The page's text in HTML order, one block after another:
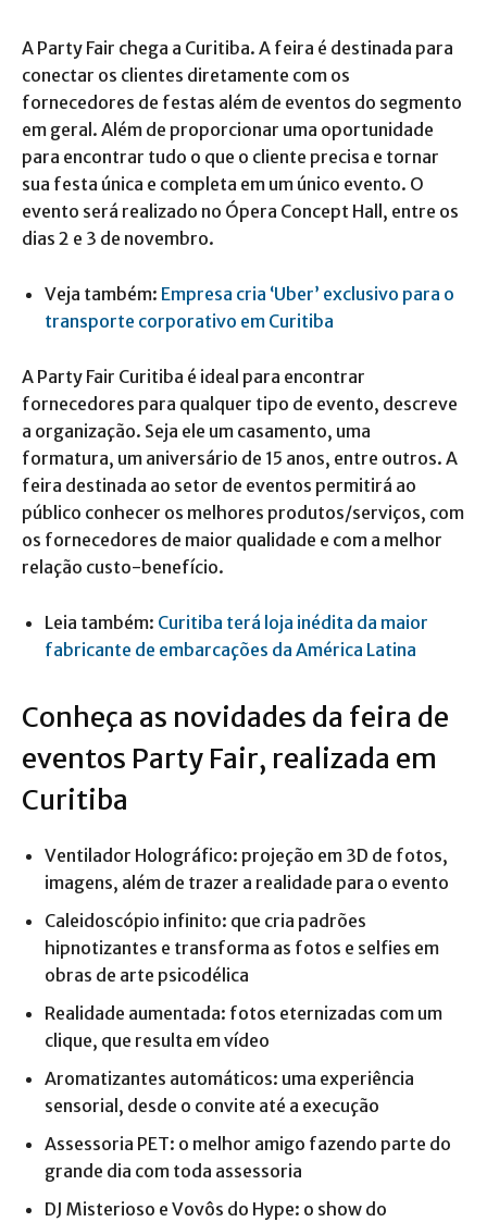
A Party Fair chega a Curitiba. A feira é destinada para
conectar os clientes diretamente com os
fornecedores de festas além de eventos do segmento
em geral. Além de proporcionar uma oportunidade
para encontrar tudo o que o cliente precisa e tornar
sua festa única e completa em um único evento. O
evento será realizado no Ópera Concept Hall, entre os
dias 2 e 3 de novembro.
Veja também: Empresa cria ‘Uber’ exclusivo para o
transporte corporativo em Curitiba
A Party Fair Curitiba é ideal para encontrar
fornecedores para qualquer tipo de evento, descreve
a organização. Seja ele um casamento, uma
formatura, um aniversário de 15 anos, entre outros. A
feira destinada ao setor de eventos permitirá ao
público conhecer os melhores produtos/serviços, com
os fornecedores de maior qualidade e com a melhor
relação custo-benefício.
Leia também: Curitiba terá loja inédita da maior
fabricante de embarcações da América Latina
Conheça as novidades da feira de
eventos Party Fair, realizada em
Curitiba
Ventilador Holográfico: projeção em 3D de fotos,
imagens, além de trazer a realidade para o evento
Caleidoscópio infinito: que cria padrões
hipnotizantes e transforma as fotos e selfies em
obras de arte psicodélica
Realidade aumentada: fotos eternizadas com um
clique, que resulta em vídeo
Aromatizantes automáticos: uma experiência
sensorial, desde o convite até a execução
Assessoria PET: o melhor amigo fazendo parte do
grande dia com toda assessoria
DJ Misterioso e Vovôs do Hype: o show do